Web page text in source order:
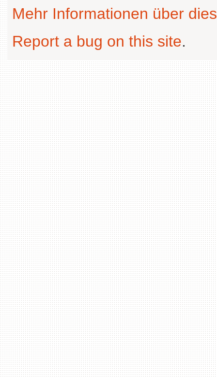
Mehr Informationen über
Report a bug on this site.